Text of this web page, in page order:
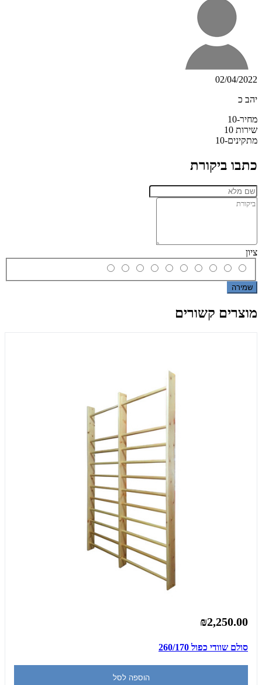
02/04/2022
יהב כ
מחיר-10
שירות 10
מתקינים-10
כתבו ביקורת
ציון
שמירה
מוצרים קשורים
₪2,250.00
סולם שוודי כפול 260/170
הוספה לסל